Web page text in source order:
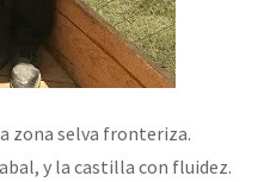
zona selva fronteriza.
y la castilla con fluidez.